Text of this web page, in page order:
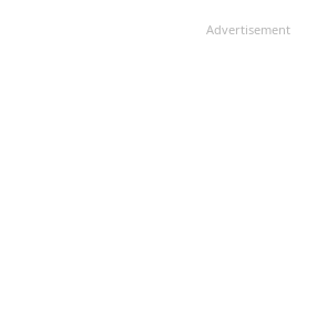
Advertisement